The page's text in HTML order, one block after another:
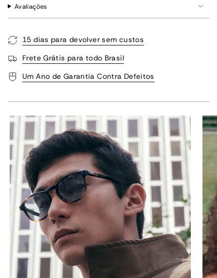
Avaliações
15 dias para devolver sem custos
Frete Grátis para todo Brasil
Um Ano de Garantia Contra Defeitos